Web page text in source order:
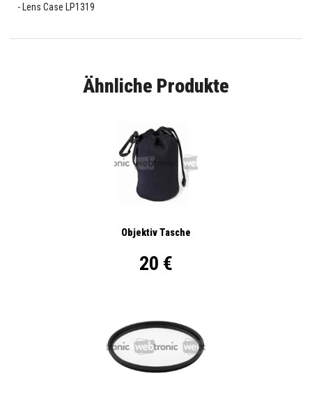
Lens Case LP1319
Ähnliche Produkte
Objektiv Tasche
20 €